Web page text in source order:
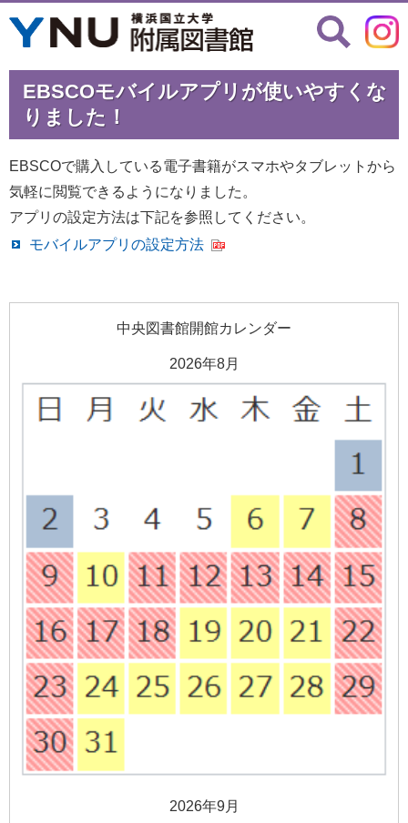
EBSCOモバイルアプリが使いやすくな
りました！
EBSCOで購入している電子書籍がスマホやタブレットから
気軽に閲覧できるようになりました。
アプリの設定方法は下記を参照してください。
モバイルアプリの設定方法
中央図書館開館カレンダー
2026年8月
2026年9月